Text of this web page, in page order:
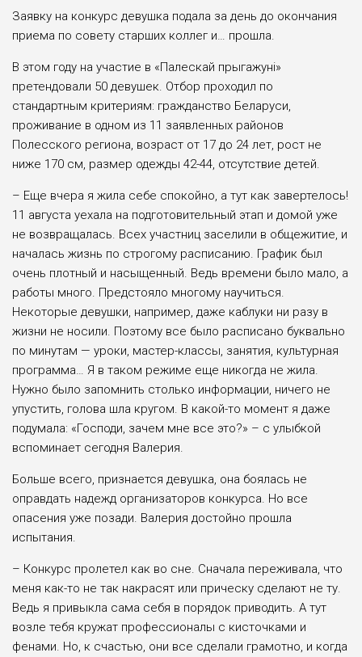
Заявку на конкурс девушка подала за день до окончания
приема по совету старших коллег и… прошла.
В этом году на участие в «Палескай прыгажунi»
претендовали 50 девушек. Отбор проходил по
стандартным критериям: гражданство Беларуси,
проживание в одном из 11 заявленных районов
Полесского региона, возраст от 17 до 24 лет, рост не
ниже 170 см, размер одежды 42-44, отсутствие детей.
– Еще вчера я жила себе спокойно, а тут как завертелось!
11 августа уехала на подготовительный этап и домой уже
не возвращалась. Всех участниц заселили в общежитие, и
началась жизнь по строгому расписанию. График был
очень плотный и насыщенный. Ведь времени было мало, а
работы много. Предстояло многому научиться.
Некоторые девушки, например, даже каблуки ни разу в
жизни не носили. Поэтому все было расписано буквально
по минутам — уроки, мастер-классы, занятия, культурная
программа… Я в таком режиме еще никогда не жила.
Нужно было запомнить столько информации, ничего не
упустить, голова шла кругом. В какой-то момент я даже
подумала: «Господи, зачем мне все это?» – с улыбкой
вспоминает сегодня Валерия.
Больше всего, признается девушка, она боялась не
оправдать надежд организаторов конкурса. Но все
опасения уже позади. Валерия достойно прошла
испытания.
– Конкурс пролетел как во сне. Сначала переживала, что
меня как-то не так накрасят или прическу сделают не ту.
Ведь я привыкла сама себя в порядок приводить. А тут
возле тебя кружат профессионалы с кисточками и
фенами. Но, к счастью, они все сделали грамотно, и когда